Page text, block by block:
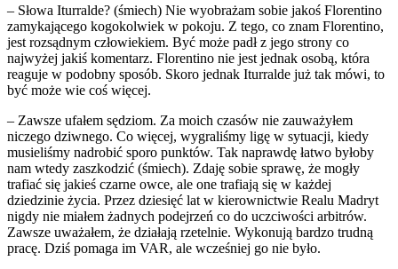
– Słowa Iturralde? (śmiech) Nie wyobrażam sobie jakoś Florentino
zamykającego kogokolwiek w pokoju. Z tego, co znam Florentino,
jest rozsądnym człowiekiem. Być może padł z jego strony co
najwyżej jakiś komentarz. Florentino nie jest jednak osobą, która
reaguje w podobny sposób. Skoro jednak Iturralde już tak mówi, to
być może wie coś więcej.
– Zawsze ufałem sędziom. Za moich czasów nie zauważyłem
niczego dziwnego. Co więcej, wygraliśmy ligę w sytuacji, kiedy
musieliśmy nadrobić sporo punktów. Tak naprawdę łatwo byłoby
nam wtedy zaszkodzić (śmiech). Zdaję sobie sprawę, że mogły
trafiać się jakieś czarne owce, ale one trafiają się w każdej
dziedzinie życia. Przez dziesięć lat w kierownictwie Realu Madryt
nigdy nie miałem żadnych podejrzeń co do uczciwości arbitrów.
Zawsze uważałem, że działają rzetelnie. Wykonują bardzo trudną
pracę. Dziś pomaga im VAR, ale wcześniej go nie było.